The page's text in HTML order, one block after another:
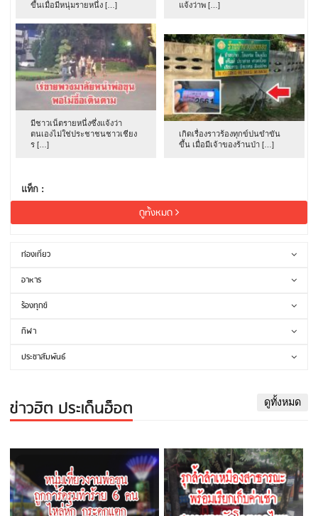
ขึ้นเมื่อมีหนุ่มรายหนึ่ง […]
แจ้งว่าพ […]
มีชาวเน็ตรายหนึ่งซึ่งแจ้งว่า
ตนเองไม่ใช่ประชาชนชาวเชียง
ร […]
เกิดเรื่องราวร้องทุกข์ปนขำขัน
ขึ้น เมื่อมีเจ้าของร้านป่า […]
แท็ก :
ดูทั้งหมด
ท่องเที่ยว
อาหาร
ร้องทุกข์
กีฬา
ประชาสัมพันธ์
ข่าวฮิต ประเด็นฮ็อต ดูทั้งหมด